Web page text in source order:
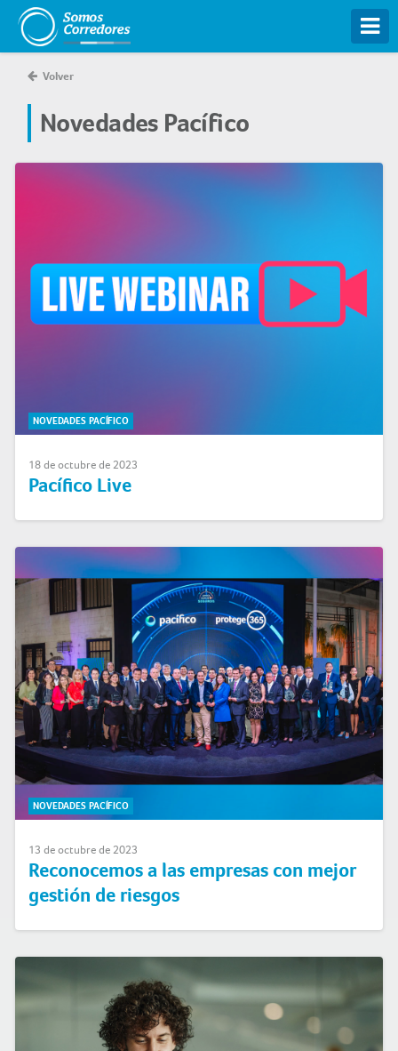
Volver
Novedades Pacífico
NOVEDADES PACÍFICO
18 de octubre de 2023
Pacífico Live
NOVEDADES PACÍFICO
13 de octubre de 2023
Reconocemos a las empresas con mejor
gestión de riesgos